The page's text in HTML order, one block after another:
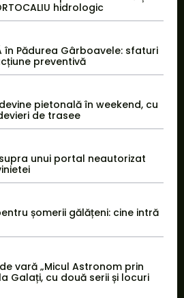
hidrologic
în Pădurea Gârboavele: sfaturi
preventivă
pietonală în weekend, cu
de trasee
unui portal neautorizat
șomerii gălățeni: cine intră
vară „Micul Astronom prin
Galați, cu două serii și locuri